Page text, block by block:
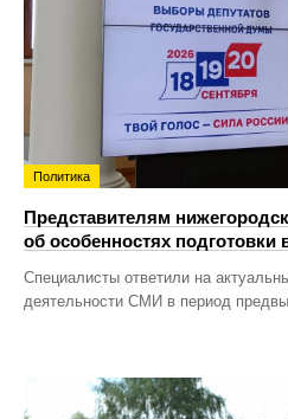
Политика
Представителям
об особенностях подготовки
Специалисты ответили на
деятельности СМИ в период